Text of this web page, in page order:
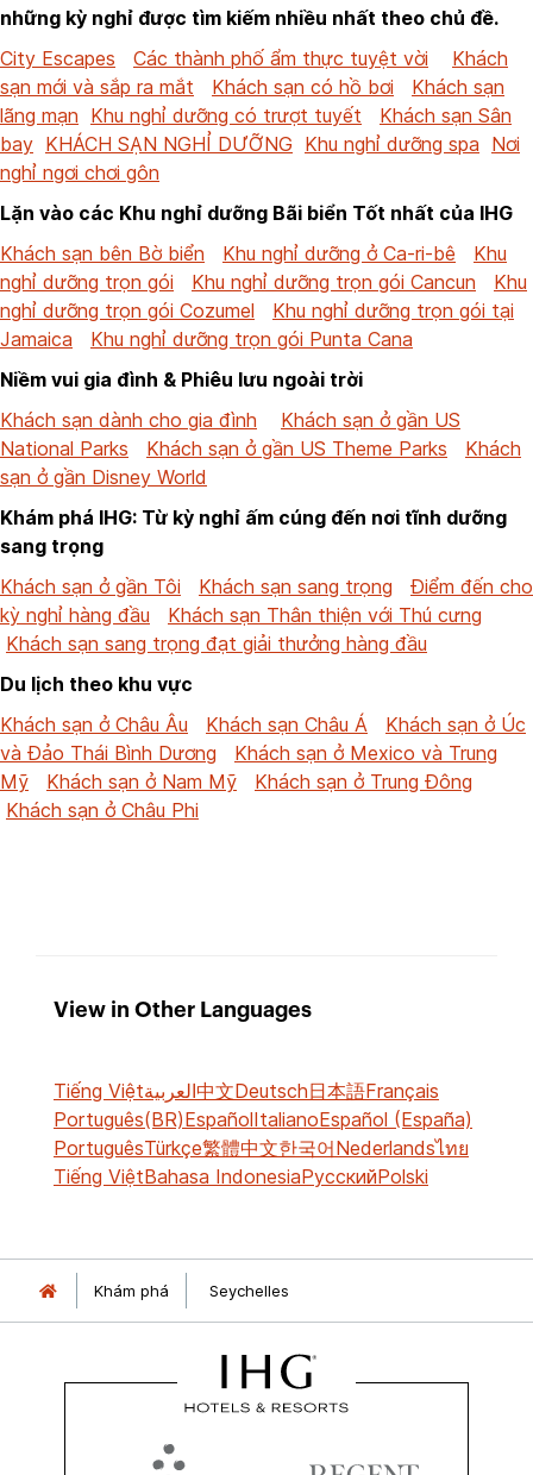
những kỳ nghỉ được tìm kiếm nhiều nhất theo chủ đề.
City Escapes
Các thành phố ẩm thực tuyệt vời
Khách
sạn mới và sắp ra mắt
Khách sạn có hồ bơi
Khách sạn
lãng mạn Khu nghỉ dưỡng có trượt tuyết
Khách sạn Sân
bay KHÁCH SẠN NGHỈ DƯỠNG Khu nghỉ dưỡng spa Nơi
nghỉ ngơi chơi gôn
Lặn vào các Khu nghỉ dưỡng Bãi biển Tốt nhất của IHG
Khách sạn bên Bờ biển
Khu nghỉ dưỡng ở Ca-ri-bê
Khu
nghỉ dưỡng trọn gói
Khu nghỉ dưỡng trọn gói Cancun
Khu
nghỉ dưỡng trọn gói Cozumel
Khu nghỉ dưỡng trọn gói tại
Jamaica
Khu nghỉ dưỡng trọn gói Punta Cana
Niềm vui gia đình & Phiêu lưu ngoài trời
Khách sạn dành cho gia đình
Khách sạn ở gần US
National Parks
Khách sạn ở gần US Theme Parks
Khách
sạn ở gần Disney World
Khám phá IHG: Từ kỳ nghỉ ấm cúng đến nơi tĩnh dưỡng
sang trọng
Khách sạn ở gần Tôi
Khách sạn sang trọng
Điểm đến cho
kỳ nghỉ hàng đầu
Khách sạn Thân thiện với Thú cưng
Khách sạn sang trọng đạt giải thưởng hàng đầu
Du lịch theo khu vực
Khách sạn ở Châu Âu
Khách sạn Châu Á
Khách sạn ở Úc
và Đảo Thái Bình Dương
Khách sạn ở Mexico và Trung
Mỹ
Khách sạn ở Nam Mỹ
Khách sạn ở Trung Đông
Khách sạn ở Châu Phi
View in Other Languages
Tiếng Việtالعربية中文Deutsch日本語Français
Português(BR)EspañolItalianoEspañol (España)
PortuguêsTürkçe繁體中文한국어Nederlandsไทย
Tiếng ViệtBahasa IndonesiaРусскийPolski
Khám phá Seychelles